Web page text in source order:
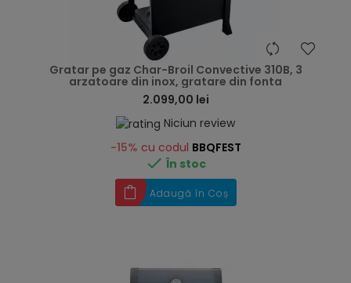
Gratar pe gaz Char-Broil Convective 310B, 3
arzatoare din inox, gratare din fonta
2.099,00 lei
Niciun review
-15% cu codul BBQFEST
 În stoc
Adaugă în Coș